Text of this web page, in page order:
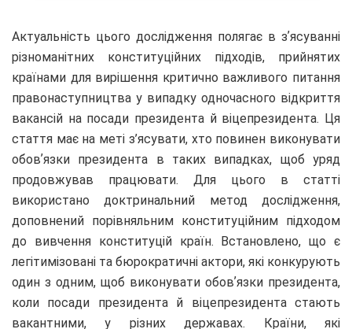
Актуальність цього дослідження полягає в зʼясуванні
різноманітних конституційних підходів, прийнятих
країнами для вирішення критично важливого питання
правонаступництва у випадку одночасного відкриття
вакансій на посади президента й віцепрезидента. Ця
стаття має на меті з’ясувати, хто повинен виконувати
обовʼязки президента в таких випадках, щоб уряд
продовжував працювати. Для цього в статті
використано доктринальний метод дослідження,
доповнений порівняльним конституційним підходом
до вивчення конституцій країн. Встановлено, що є
легітимізовані та бюрократичні актори, які конкурують
один з одним, щоб виконувати обовʼязки президента,
коли посади президента й віцепрезидента стають
вакантними, у різних державах. Країни, які